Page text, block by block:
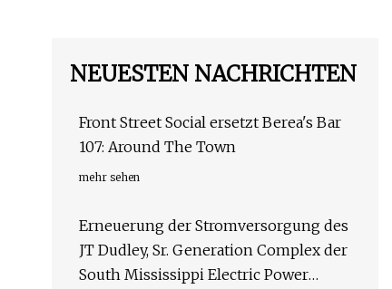
NEUESTEN NACHRICHTEN
Front Street Social ersetzt Berea's Bar
107: Around The Town
mehr sehen
Erneuerung der Stromversorgung des
JT Dudley, Sr. Generation Complex der
South Mississippi Electric Power